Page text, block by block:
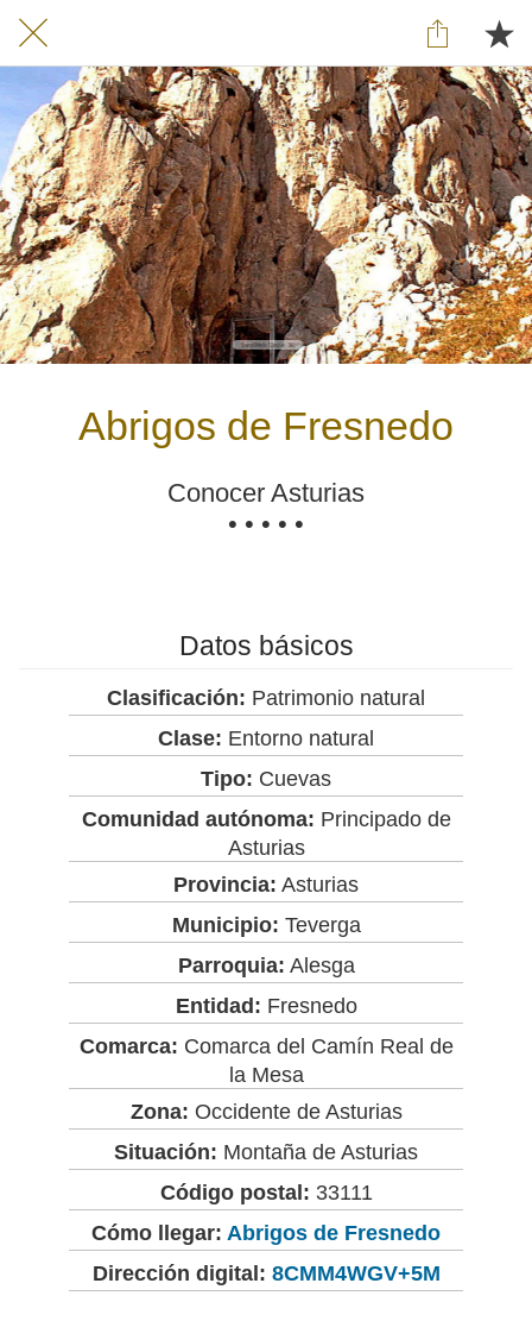
Abrigos de Fresnedo
Conocer Asturias
• • • • •
Datos básicos
Clasificación: Patrimonio natural
Clase: Entorno natural
Tipo: Cuevas
Comunidad autónoma: Principado de
Asturias
Provincia: Asturias
Municipio: Teverga
Parroquia: Alesga
Entidad: Fresnedo
Comarca: Comarca del Camín Real de
la Mesa
Zona: Occidente de Asturias
Situación: Montaña de Asturias
Código postal: 33111
Cómo llegar: Abrigos de Fresnedo
Dirección digital: 8CMM4WGV+5M